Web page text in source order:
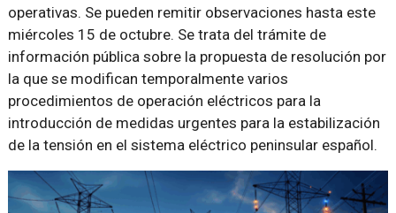
operativas. Se pueden remitir observaciones hasta este
miércoles 15 de octubre. Se trata del trámite de
información pública sobre la propuesta de resolución por
la que se modifican temporalmente varios
procedimientos de operación eléctricos para la
introducción de medidas urgentes para la estabilización
de la tensión en el sistema eléctrico peninsular español.